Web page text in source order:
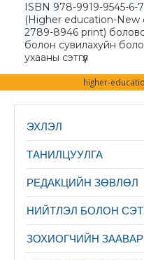
ISBN 978-9919-9545-6-
(Higher education-New
2789-8946 print)
болон сувилахуйн
ухааны сэтгүүл
higher-
ЭХЛЭЛ
ТАНИЛЦУУЛГА
PЕДАКЦИЙН ЗӨВЛӨЛ
НИЙТЛЭЛ БОЛОН
ЗОХИОГЧИЙН ЗААВАР